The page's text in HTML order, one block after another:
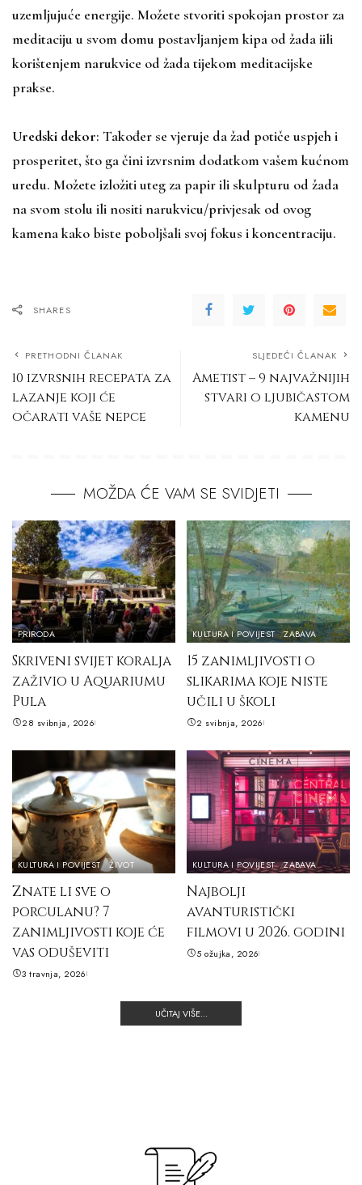
uzemljujuće energije. Možete stvoriti spokojan prostor za
meditaciju u svom domu postavljanjem kipa od žada iili
korištenjem narukvice od žada tijekom meditacijske
prakse.
Uredski dekor: Također se vjeruje da žad potiče uspjeh i
prosperitet, što ga čini izvrsnim dodatkom vašem kućnom
uredu. Možete izložiti uteg za papir ili skulpturu od žada
na svom stolu ili nositi narukvicu/privjesak od ovog
kamena kako biste poboljšali svoj fokus i koncentraciju.
SHARES
PRETHODNI ČLANAK
10 izvrsnih recepata za
lazanje koji će
očarati vaše nepce
SLJEDEĆI ČLANAK
Ametist – 9 najvažnijih
stvari o ljubičastom
kamenu
MOŽDA ĆE VAM SE SVIDJETI
PRIRODA
Skriveni svijet koralja
zaživio u Aquariumu
Pula
28 svibnja, 2026
KULTURA I POVIJEST ZABAVA
15 zanimljivosti o
slikarima koje niste
učili u školi
2 svibnja, 2026
KULTURA I POVIJEST ŽIVOT
Znate li sve o
porculanu? 7
zanimljivosti koje će
vas oduševiti
3 travnja, 2026
KULTURA I POVIJEST ZABAVA
Najbolji
avanturistički
filmovi u 2026. godini
5 ožujka, 2026
UČITAJ VIŠE...